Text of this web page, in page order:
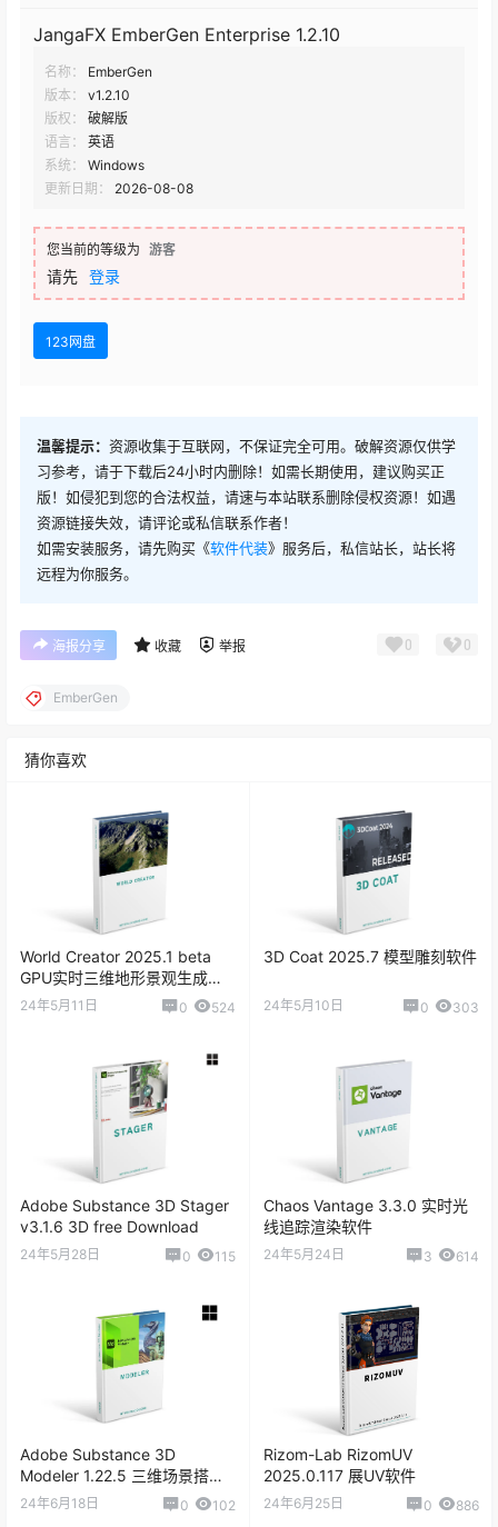
JangaFX EmberGen 1.1.2
JangaFX EmberGen 1.1.0
JangaFX EmberGen 1.0.4
JangaFX EmberGen 1.0.3
Janga FX EmberGen 1.0.1
Janga FX EmberGen 1.0.0
JangaFX EmberGen Enterprise 1.2.10
名称：
EmberGen
版本：
v1.2.10
版权：
破解版
语言：
英语
系统：
Windows
更新日期：
2026-08-08
您当前的等级为 游客
请先 登录
123网盘
温馨提示： 资源收集于互联网，不保证完全可用。破解资源仅供学
习参考，请于下载后24小时内删除！如需长期使用，建议购买正
版！如侵犯到您的合法权益，请速与本站联系删除侵权资源！如遇
资源链接失效，请评论或私信联系作者！
如需安装服务，请先购买《软件代装》服务后，私信站长，站长将
远程为你服务。
海报分享 收藏 举报 0 0
EmberGen
猜你喜欢
World Creator 2025.1 beta
GPU实时三维地形景观生成器
软件
24年5月11日 0 524
3D Coat 2025.7 模型雕刻软件
24年5月10日 0 303
Adobe Substance 3D Stager
v3.1.6 3D free Download
24年5月28日 0 115
Chaos Vantage 3.3.0 实时光
线追踪渲染软件
24年5月24日 3 614
Adobe Substance 3D
Modeler 1.22.5 三维场景搭建
软件
24年6月18日 0 102
Rizom-Lab RizomUV
2025.0.117 展UV软件
24年6月25日 0 886